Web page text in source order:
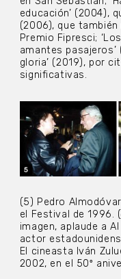
educación’ (2004),
(2006), que
Premio Fipresci;
amantes pasajeros’
gloria’ (2019), por
significativas.
(5) Pedro
el Festival de 1996.
imagen, aplaude a
actor
El cineasta Iván
2002, en el 50º